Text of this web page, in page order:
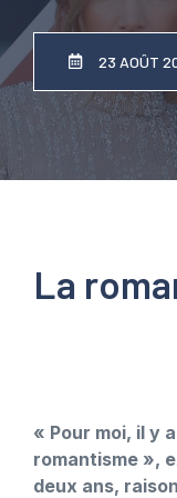
23 AOÛT
La
« Pour moi, il y
romantisme »,
deux ans,